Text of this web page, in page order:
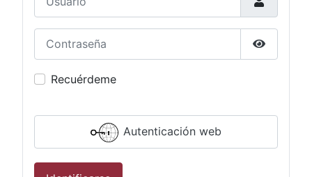
Mostrar
Recuérdeme
Autenticación web